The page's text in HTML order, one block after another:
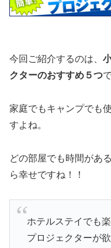
今回ご紹介するのは、
クターのおすすめ５つ
家庭でもキャンプでも
すよね。
どの部屋でも時間があ
ら幸せですね！！
ホテルステイでも
プロジェクターが